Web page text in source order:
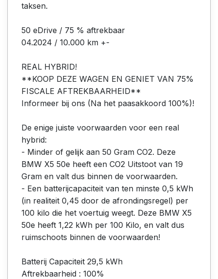
taksen.
50 eDrive / 75 % aftrekbaar
04.2024 / 10.000 km +-
REAL HYBRID!
**KOOP DEZE WAGEN EN GENIET VAN 75%
FISCALE AFTREKBAARHEID**
Informeer bij ons (Na het paasakkoord 100%)!
De enige juiste voorwaarden voor een real
hybrid:
- Minder of gelijk aan 50 Gram CO2. Deze
BMW X5 50e heeft een CO2 Uitstoot van 19
Gram en valt dus binnen de voorwaarden.
- Een batterijcapaciteit van ten minste 0,5 kWh
(in realiteit 0,45 door de afrondingsregel) per
100 kilo die het voertuig weegt. Deze BMW X5
50e heeft 1,22 kWh per 100 Kilo, en valt dus
ruimschoots binnen de voorwaarden!
Batterij Capaciteit 29,5 kWh
Aftrekbaarheid : 100%